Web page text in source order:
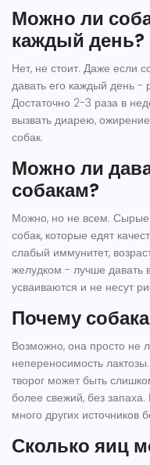
Можно ли
каждый день?
Нет, не стоит. Даже если
давать его каждый день -
Достаточно 2-3 раза в
вызвать диарею,
собак.
Можно ли
собакам?
Можно, но не всем.
собак, которые едят
слабый иммунитет,
желудком - лучше давать
усваиваются и не несут
Почему
Возможно, она просто не
непереносимость
творог может быть
более свежий, без
много других источников
Сколько яиц